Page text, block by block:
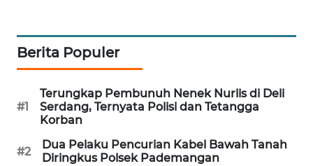
Berita Populer
#1
Terungkap Pembunuh Nenek Nurlis di Deli
Serdang, Ternyata Polisi dan Tetangga
Korban
#2
Dua Pelaku Pencurian Kabel Bawah Tanah
Diringkus Polsek Pademangan
Network
KONSUMEN
LISTRIK
MASYARAKAT
KELISTRIKAN